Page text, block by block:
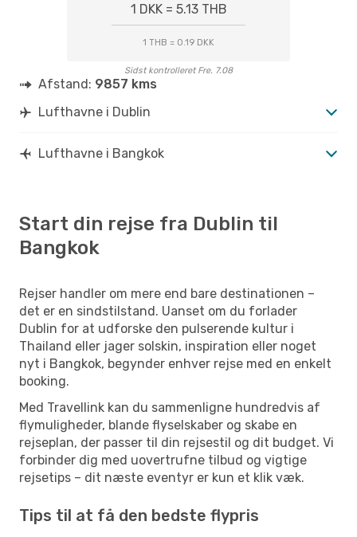
1 DKK = 5.13 THB
1 THB = 0.19 DKK
Sidst kontrolleret Fre. 7.08
Afstand: 9857 kms
Lufthavne i Dublin
Lufthavne i Bangkok
Start din rejse fra Dublin til
Bangkok
Rejser handler om mere end bare destinationen –
det er en sindstilstand. Uanset om du forlader
Dublin for at udforske den pulserende kultur i
Thailand eller jager solskin, inspiration eller noget
nyt i Bangkok, begynder enhver rejse med en enkelt
booking.
Med Travellink kan du sammenligne hundredvis af
flymuligheder, blande flyselskaber og skabe en
rejseplan, der passer til din rejsestil og dit budget. Vi
forbinder dig med uovertrufne tilbud og vigtige
rejsetips – dit næste eventyr er kun et klik væk.
Tips til at få den bedste flypris